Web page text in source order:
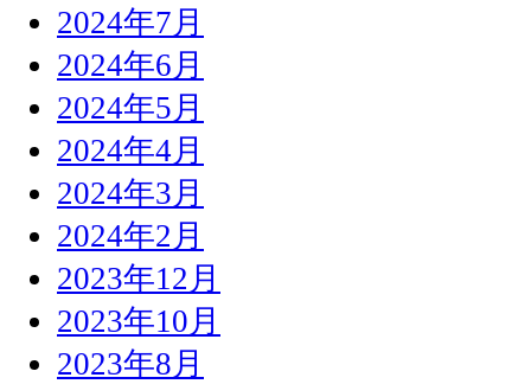
2024年7月
2024年6月
2024年5月
2024年4月
2024年3月
2024年2月
2023年12月
2023年10月
2023年8月